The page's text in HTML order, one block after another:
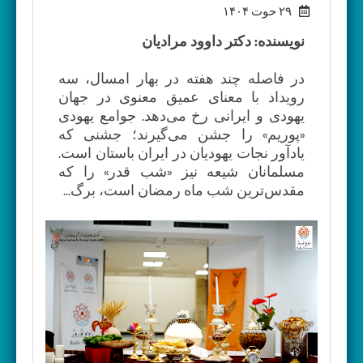
نویسنده: دکتر داوود مرادیان
در فاصله چند هفته در بهار امسال، سه
رویداد با معنای عمیق معنوی در جهان
یهودی و ایرانی رخ می‌دهد. جوامع یهودی
«پوریم» را جشن می‌گیرند؛ جشنی که
یادآور نجات یهودیان در ایران باستان است.
مسلمانان شیعه نیز «شب قدر» را که
مقدس‌ترین شب ماه رمضان است، برگ...